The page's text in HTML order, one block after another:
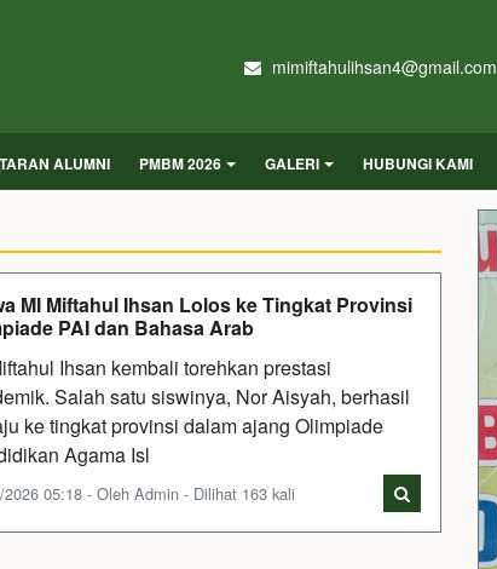
mimiftahulihsan4@gmail.com
ALUMNI PMBM 2026 GALERI HUBUNGI KAMI
MI Miftahul Ihsan Lolos ke Tingkat Provinsi
PAI dan Bahasa Arab
Ihsan kembali torehkan prestasi
Salah satu siswinya, Nor Aisyah, berhasil
ke tingkat provinsi dalam ajang Olimpiade
Agama Isl
2026 05:18 - Oleh Admin - Dilihat 163 kali